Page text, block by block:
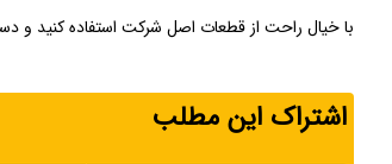
با خیال راحت از قطعات اصل شرکت استفاده کنید و
اشتراک این مطلب